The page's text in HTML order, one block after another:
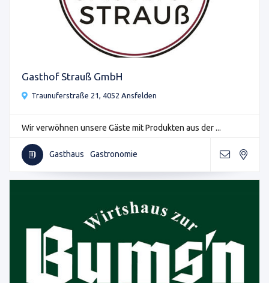
Gasthof Strauß GmbH
Traunuferstraße 21, 4052 Ansfelden
Wir verwöhnen unsere Gäste mit Produkten aus der ...
Gasthaus Gastronomie